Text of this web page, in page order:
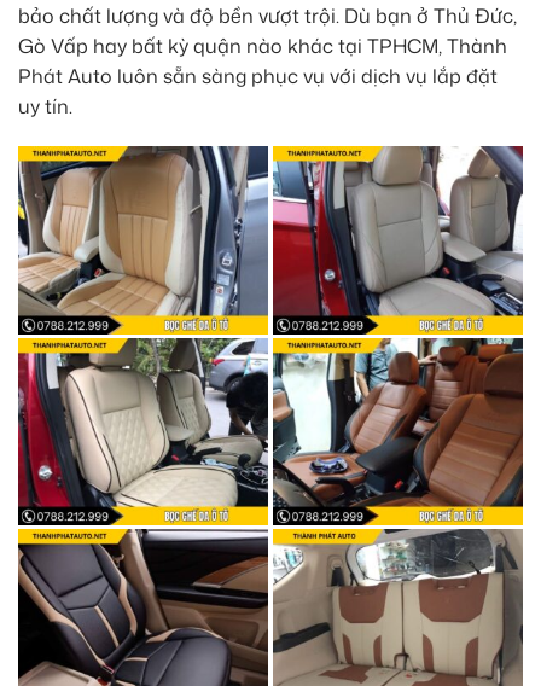
bảo chất lượng và độ bền vượt trội. Dù bạn ở Thủ Đức,
Gò Vấp hay bất kỳ quận nào khác tại TPHCM, Thành
Phát Auto luôn sẵn sàng phục vụ với dịch vụ lắp đặt
uy tín.